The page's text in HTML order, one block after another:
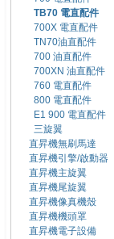
TB70 電直配件
700X 電直配件
TN70油直配件
700 油直配件
700XN 油直配件
760 電直配件
800 電直配件
E1 900 電直配件
三旋翼
直昇機無刷馬達
直昇機引擎/啟動器
直昇機主旋翼
直昇機尾旋翼
直昇機像真機殼
直昇機機頭罩
直昇機電子設備